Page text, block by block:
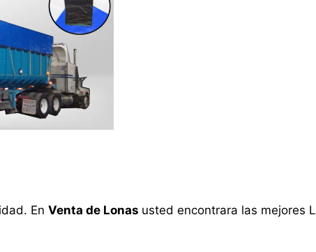
En Venta de Lonas usted encontrara las mejores